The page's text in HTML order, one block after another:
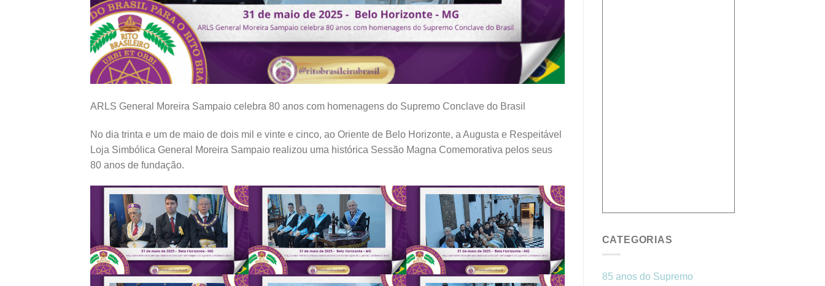
ARLS General Moreira Sampaio celebra 80 anos com homenagens do Supremo Conclave do Brasil
No dia trinta e um de maio de dois mil e vinte e cinco, ao Oriente de Belo Horizonte, a Augusta e Respeitável
Loja Simbólica General Moreira Sampaio realizou uma histórica Sessão Magna Comemorativa pelos seus
80 anos de fundação.
CATEGORIAS
85 anos do Supremo